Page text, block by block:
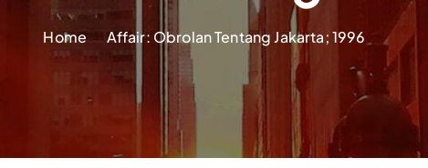
Home Affair: Obrolan Tentang Jakarta; 1996